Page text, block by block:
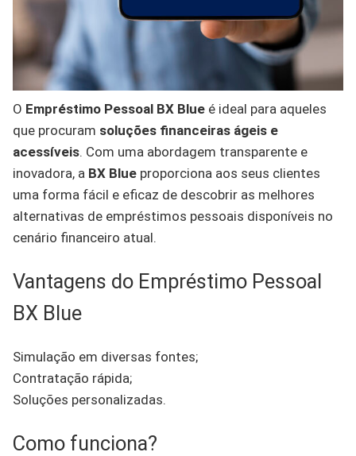
O Empréstimo Pessoal BX Blue é ideal para aqueles
que procuram soluções financeiras ágeis e
acessíveis. Com uma abordagem transparente e
inovadora, a BX Blue proporciona aos seus clientes
uma forma fácil e eficaz de descobrir as melhores
alternativas de empréstimos pessoais disponíveis no
cenário financeiro atual.
Vantagens do Empréstimo Pessoal
BX Blue
Simulação em diversas fontes;
Contratação rápida;
Soluções personalizadas.
Como funciona?